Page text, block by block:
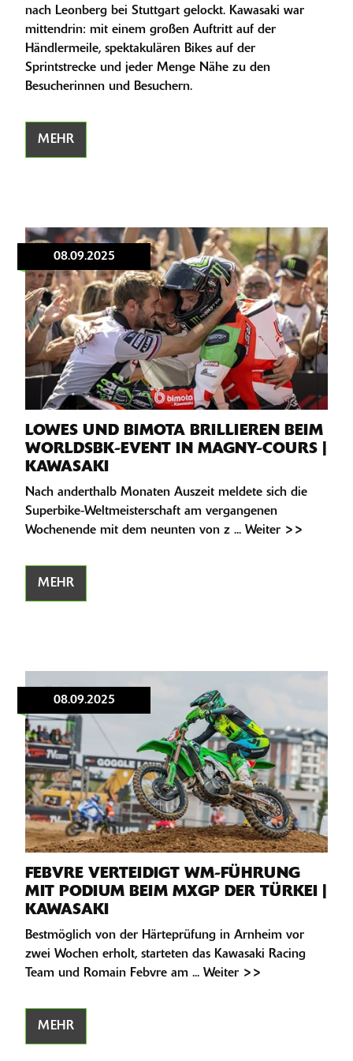
nach Leonberg bei Stuttgart gelockt. Kawasaki war
mittendrin: mit einem großen Auftritt auf der
Händlermeile, spektakulären Bikes auf der
Sprintstrecke und jeder Menge Nähe zu den
Besucherinnen und Besuchern.
MEHR
08.09.2025
LOWES UND BIMOTA BRILLIEREN BEIM
WORLDSBK-EVENT IN MAGNY-COURS |
KAWASAKI
Nach anderthalb Monaten Auszeit meldete sich die
Superbike-Weltmeisterschaft am vergangenen
Wochenende mit dem neunten von z ... Weiter >>
MEHR
08.09.2025
FEBVRE VERTEIDIGT WM-FÜHRUNG
MIT PODIUM BEIM MXGP DER TÜRKEI |
KAWASAKI
Bestmöglich von der Härteprüfung in Arnheim vor
zwei Wochen erholt, starteten das Kawasaki Racing
Team und Romain Febvre am ... Weiter >>
MEHR